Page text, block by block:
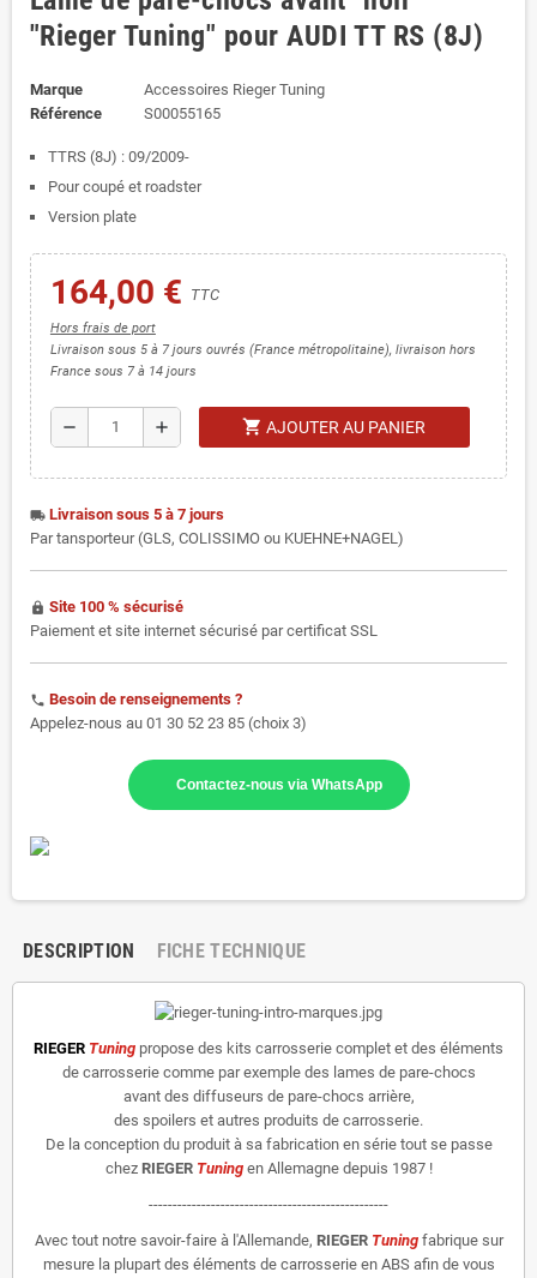
"Rieger Tuning" pour AUDI TT RS (8J)
Marque
Accessoires Rieger Tuning
Référence
S00055165
TTRS (8J) : 09/2009-
Pour coupé et roadster
Version plate
164,00 € TTC
Hors frais de port
Livraison sous 5 à 7 jours ouvrés (France métropolitaine), livraison hors
France sous 7 à 14 jours
remove add shopping_cart AJOUTER AU PANIER
local_shipping Livraison sous 5 à 7 jours
Par tansporteur (GLS, COLISSIMO ou KUEHNE+NAGEL)
https Site 100 % sécurisé
Paiement et site internet sécurisé par certificat SSL
phone Besoin de renseignements ?
Appelez-nous au 01 30 52 23 85 (choix 3)
Contactez-nous via WhatsApp
DESCRIPTION FICHE TECHNIQUE
RIEGER Tuning propose des kits carrosserie complet et des éléments
de carrosserie comme par exemple des lames de pare-chocs
avant des diffuseurs de pare-chocs arrière,
des spoilers et autres produits de carrosserie.
De la conception du produit à sa fabrication en série tout se passe
chez RIEGER Tuningen Allemagne depuis 1987 !
--------------------------------------------------
Avec tout notre savoir-faire à l'Allemande, RIEGER Tuning fabrique sur
mesure la plupart des éléments de carrosserie en ABS afin de vous